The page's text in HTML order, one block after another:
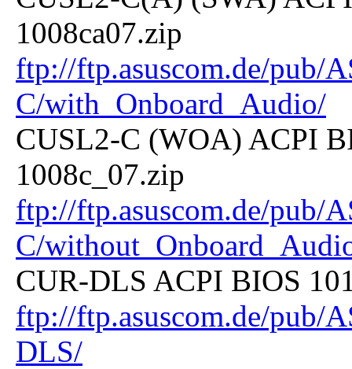
1008ca07.zip
ftp://ftp.asuscom.de/pub/
C/with_Onboard_Audio/
CUSL2-C (WOA) ACPI
1008c_07.zip
ftp://ftp.asuscom.de/pub/
C/
CUR-DLS ACPI BIOS
ftp://ftp.asuscom.de/pub/
DLS/